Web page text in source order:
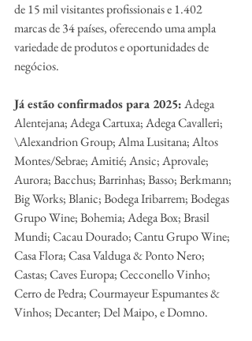
de 15 mil visitantes profissionais e 1.402
marcas de 34 países, oferecendo uma ampla
variedade de produtos e oportunidades de
negócios.
Já estão confirmados para 2025: Adega
Alentejana; Adega Cartuxa; Adega Cavalleri;
\Alexandrion Group; Alma Lusitana; Altos
Montes/Sebrae; Amitié; Ansic; Aprovale;
Aurora; Bacchus; Barrinhas; Basso; Berkmann;
Big Works; Blanic; Bodega Iribarrem; Bodegas
Grupo Wine; Bohemia; Adega Box; Brasil
Mundi; Cacau Dourado; Cantu Grupo Wine;
Casa Flora; Casa Valduga & Ponto Nero;
Castas; Caves Europa; Cecconello Vinho;
Cerro de Pedra; Courmayeur Espumantes &
Vinhos; Decanter; Del Maipo, e Domno.